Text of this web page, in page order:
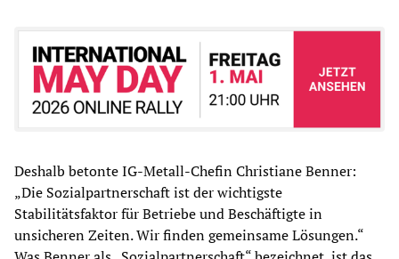
Deshalb betonte IG-Metall-Chefin Christiane Benner:
„Die Sozialpartnerschaft ist der wichtigste
Stabilitätsfaktor für Betriebe und Beschäftigte in
unsicheren Zeiten. Wir finden gemeinsame Lösungen.“